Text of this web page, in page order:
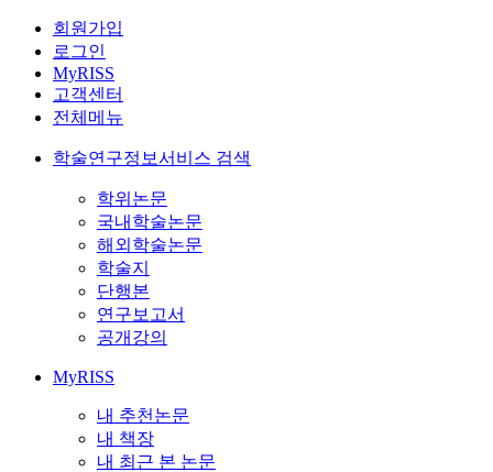
회원가입
로그인
MyRISS
고객센터
전체메뉴
학술연구정보서비스 검색
학위논문
국내학술논문
해외학술논문
학술지
단행본
연구보고서
공개강의
MyRISS
내 추천논문
내 책장
내 최근 본 논문